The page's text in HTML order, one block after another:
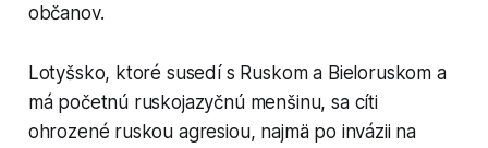
občanov.
Lotyšsko, ktoré susedí s Ruskom a Bieloruskom a
má početnú ruskojazyčnú menšinu, sa cíti
ohrozené ruskou agresiou, najmä po invázii na